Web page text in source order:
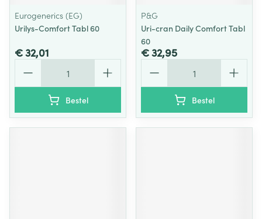
Eurogenerics (EG)
Urilys-Comfort Tabl 60
€ 32,01
Bestel
P&G
Uri-cran Daily Comfort Tabl
60
€ 32,95
Bestel